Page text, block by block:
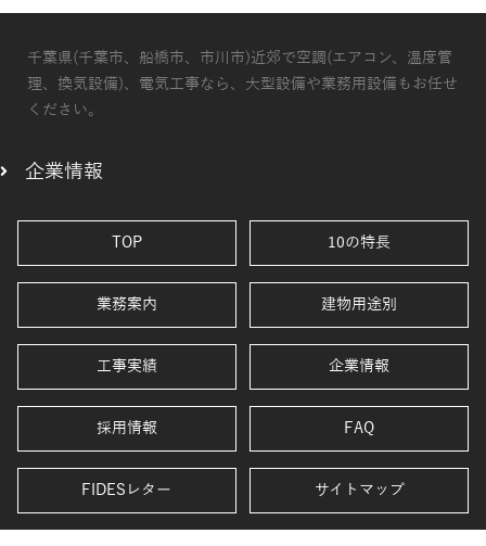
千葉県(千葉市、船橋市、市川市)近郊で空調(エアコン、温度管
理、換気設備)、電気工事なら、大型設備や業務用設備もお任せ
ください。
企業情報
TOP 10の特長
業務案内 建物用途別
工事実績 企業情報
採用情報 FAQ
FIDESレター サイトマップ